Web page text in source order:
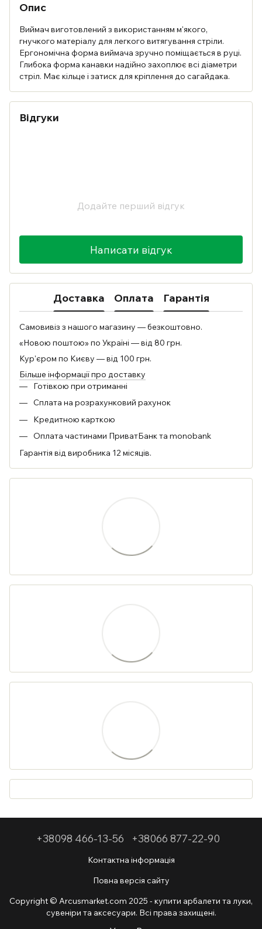
Опис
Виймач виготовлений з використанням м'якого,
гнучкого матеріалу для легкого витягування стріли.
Ергономічна форма виймача зручно поміщається в руці.
Глибока форма канавки надійно захоплює всі діаметри
стріл. Має кільце і затиск для кріплення до сагайдака.
Відгуки
Додайте перший відгук
Написати відгук
Доставка Оплата Гарантія
Самовивіз з нашого магазину — безкоштовно.
«Новою поштою» по Україні — від 80 грн.
Кур'єром по Києву — від 100 грн.
Більше інформації про доставку
Готівкою при отриманні
Сплата на розрахунковий рахунок
Кредитною карткою
Оплата частинами ПриватБанк та monobank
Гарантія від виробника 12 місяців.
+38098 466-13-56 +38066 877-22-90
Контактна інформація
Повна версія сайту
Copyright © Arcusmarket.com 2025 - купити арбалети та луки,
сувеніри та аксесуари. Всі права захищені.